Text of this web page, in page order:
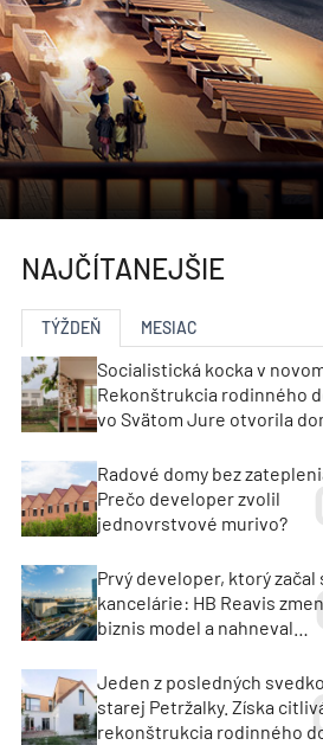
NAJČÍTANEJŠIE
TÝŽDEŇ MESIAC
Socialistická kocka v
Rekonštrukcia rodinného
vo Svätom Jure otvorila
Radové domy bez
Prečo developer zvolil
jednovrstvové murivo?
Prvý developer, ktorý začal
kancelárie: HB Reavis
biznis model a nahneval
Jeden z posledných
starej Petržalky. Získa
rekonštrukcia rodinného